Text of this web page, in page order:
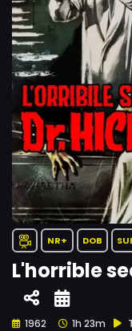
NR+ DOB
L'horrible
1962 1h 23m